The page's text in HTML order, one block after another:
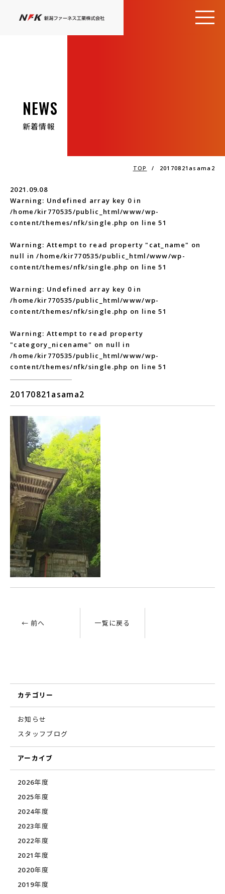
NEWS
新着情報
TOP / 20170821asama2
2021.09.08
Warning: Undefined array key 0 in
/home/kir770535/public_html/www/wp-
content/themes/nfk/single.php on line51
Warning: Attempt to read property "cat_name" on
null in/home/kir770535/public_html/www/wp-
content/themes/nfk/single.php on line51
Warning: Undefined array key 0 in
/home/kir770535/public_html/www/wp-
content/themes/nfk/single.php on line51
Warning: Attempt to read property
"category_nicename" on null in
/home/kir770535/public_html/www/wp-
content/themes/nfk/single.php on line51
20170821asama2
← 前へ 一覧に戻る
カテゴリー
お知らせ
スタッフブログ
アーカイブ
2026年度
2025年度
2024年度
2023年度
2022年度
2021年度
2020年度
2019年度